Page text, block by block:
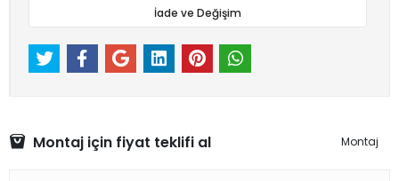
İade ve Değişim
Montaj için fiyat teklifi al Montaj